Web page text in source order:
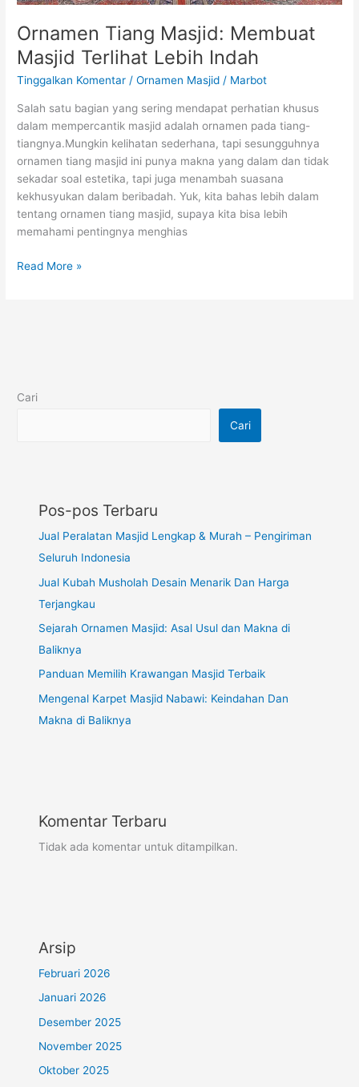
Ornamen Tiang Masjid: Membuat
Masjid Terlihat Lebih Indah
Tinggalkan Komentar /Ornamen Masjid / Marbot
Salah satu bagian yang sering mendapat perhatian khusus
dalam mempercantik masjid adalah ornamen pada tiang-
tiangnya.Mungkin kelihatan sederhana, tapi sesungguhnya
ornamen tiang masjid ini punya makna yang dalam dan tidak
sekadar soal estetika, tapi juga menambah suasana
kekhusyukan dalam beribadah. Yuk, kita bahas lebih dalam
tentang ornamen tiang masjid, supaya kita bisa lebih
memahami pentingnya menghias
Read More »
Cari
Cari
Pos-pos Terbaru
Jual Peralatan Masjid Lengkap & Murah – Pengiriman
Seluruh Indonesia
Jual Kubah Musholah Desain Menarik Dan Harga
Terjangkau
Sejarah Ornamen Masjid: Asal Usul dan Makna di
Baliknya
Panduan Memilih Krawangan Masjid Terbaik
Mengenal Karpet Masjid Nabawi: Keindahan Dan
Makna di Baliknya
Komentar Terbaru
Tidak ada komentar untuk ditampilkan.
Arsip
Februari 2026
Januari 2026
Desember 2025
November 2025
Oktober 2025